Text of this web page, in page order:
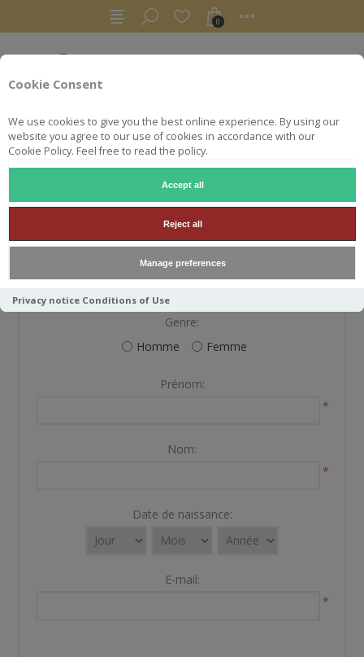
Cookie Consent
We use cookies to give you the best online experience. By using our
website you agree to our use of cookies in accordance with our
Cookie Policy. Feel free to read the policy.
Accept all
Reject all
Manage preferences
Privacy notice Conditions of Use
0
S'ENREGISTRER
VOS INFORMATIONS PERSONNELLES
Genre:
Homme
Femme
Prénom:
*
Nom:
*
Date de naissance:
E-mail:
*